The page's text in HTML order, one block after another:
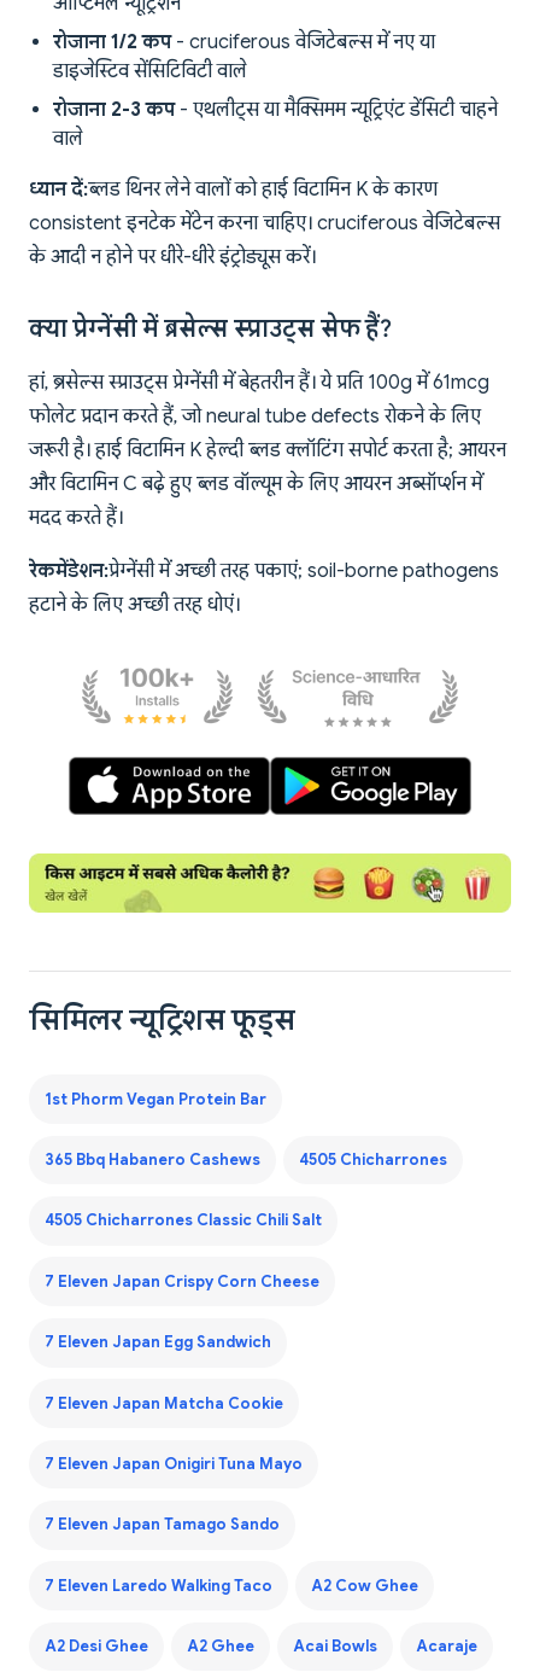
रोजाना 1/2 कप- cruciferous वेजिटेबल्स में नए या
डाइजेस्टिव सेंसिटिविटी वाले
रोजाना 2-3 कप- एथलीट्स या मैक्सिमम न्यूट्रिएंट डेंसिटी चाहने
वाले
ध्यान दें:ब्लड थिनर लेने वालों को हाई विटामिन K के कारण
consistent इनटेक मेंटेन करना चाहिए। cruciferous वेजिटेबल्स
के आदी न होने पर धीरे-धीरे इंट्रोड्यूस करें।
क्या प्रेग्नेंसी में ब्रसेल्स स्प्राउट्स सेफ हैं?
हां, ब्रसेल्स स्प्राउट्स प्रेग्नेंसी में बेहतरीन हैं। ये प्रति 100g में 61mcg
फोलेट प्रदान करते हैं, जो neural tube defects रोकने के लिए
जरूरी है। हाई विटामिन K हेल्दी ब्लड क्लॉटिंग सपोर्ट करता है; आयरन
और विटामिन C बढ़े हुए ब्लड वॉल्यूम के लिए आयरन अब्सॉर्प्शन में
मदद करते हैं।
रेकमेंडेशन:प्रेग्नेंसी में अच्छी तरह पकाएं; soil-borne pathogens
हटाने के लिए अच्छी तरह धोएं।
सिमिलर न्यूट्रिशस फूड्स
1st Phorm Vegan Protein Bar
365 Bbq Habanero Cashews 4505 Chicharrones
4505 Chicharrones Classic Chili Salt
7 Eleven Japan Crispy Corn Cheese
7 Eleven Japan Egg Sandwich
7 Eleven Japan Matcha Cookie
7 Eleven Japan Onigiri Tuna Mayo
7 Eleven Japan Tamago Sando
7 Eleven Laredo Walking Taco A2 Cow Ghee
A2 Desi Ghee A2 Ghee Acai Bowls Acaraje